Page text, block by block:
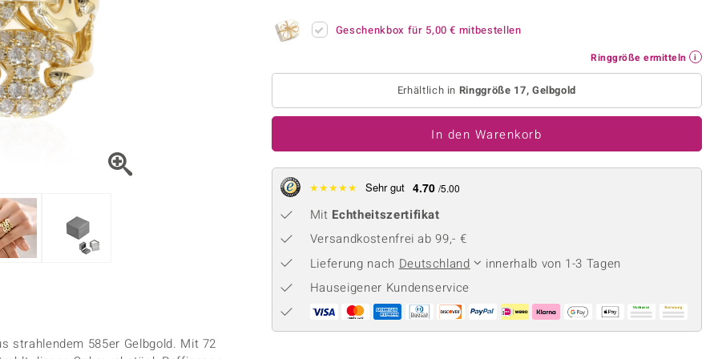
Spektrolith
Grün Gelb
TPC
Trends & Classics
Vitale Minerale
Geschenkbox für 5,00 € mitbestellen
Ringgröße ermitteln
Erhältlich in Ringgröße 17, Gelbgold
In den Warenkorb
★★★★★ Sehr gut 4.70 /5.00
Mit Echtheitszertifikat
Versandkostenfrei ab 99,- €
Lieferung nach Deutschland
innerhalb von 1-3 Tagen
Hauseigener Kundenservice
strahlendem 585er Gelbgold. Mit 72